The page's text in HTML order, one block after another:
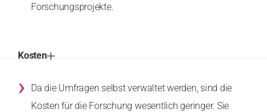
Forschungsprojekte.
Kosten
›
Da die Umfragen selbst verwaltet werden, sind die
Kosten für die Forschung wesentlich geringer. Sie